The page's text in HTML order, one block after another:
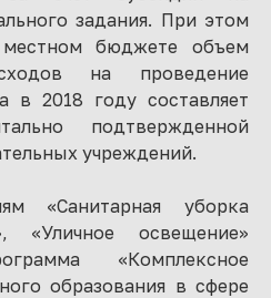
задания. При этом
бюджете объем
на проведение
в 2018 году составляет
подтвержденной
учреждений.
«Санитарная уборка
«Уличное освещение»
«Комплексное
образования в сфере